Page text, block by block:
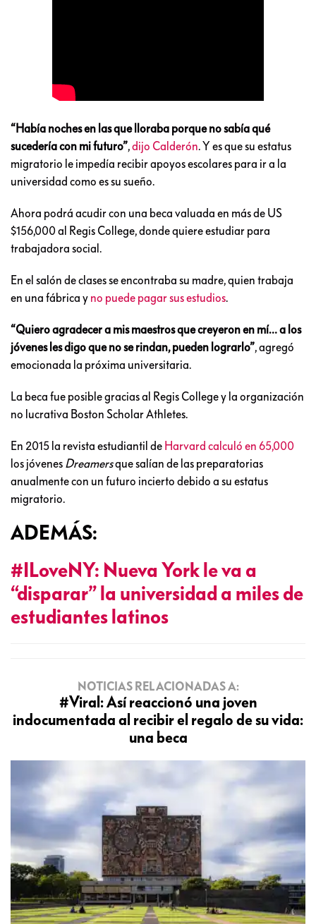
“Había noches en las que lloraba porque no sabía qué
sucedería con mi futuro”,dijo Calderón. Y es que su estatus
migratorio le impedía recibir apoyos escolares para ir a la
universidad como es su sueño.
Ahora podrá acudir con una beca valuada en más de US
$156,000 al Regis College, donde quiere estudiar para
trabajadora social.
En el salón de clases se encontraba su madre, quien trabaja
en una fábrica y no puede pagar sus estudios.
“Quiero agradecer a mis maestros que creyeron en mí… a los
jóvenes les digo que no se rindan, pueden lograrlo”, agregó
emocionada la próxima universitaria.
La beca fue posible gracias al Regis College y la organización
no lucrativa Boston Scholar Athletes.
En 2015 la revista estudiantil de Harvard calculó en 65,000
los jóvenes Dreamersque salían de las preparatorias
anualmente con un futuro incierto debido a su estatus
migratorio.
ADEMÁS:
#ILoveNY: Nueva York le va a
“disparar” la universidad a miles de
estudiantes latinos
NOTICIAS RELACIONADAS A:
#Viral: Así reaccionó una joven
indocumentada al recibir el regalo de su vida:
una beca